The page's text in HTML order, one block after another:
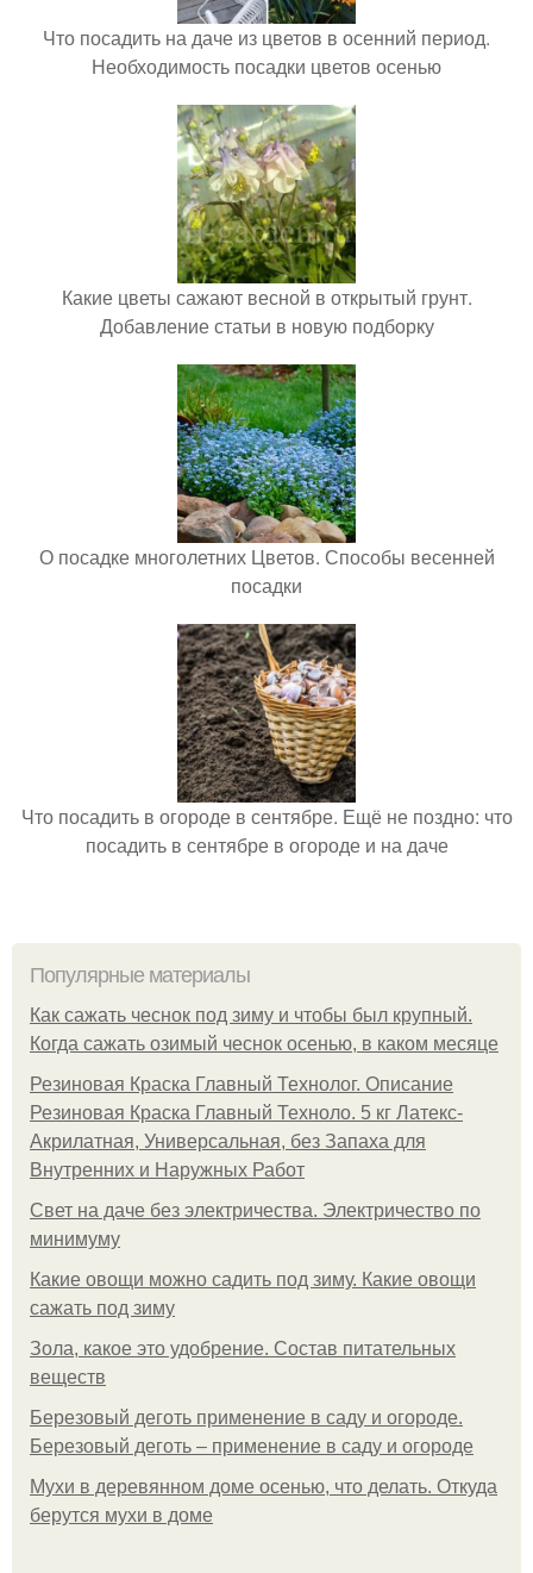
Что посадить на даче из цветов в осенний период.
Необходимость посадки цветов осенью
Какие цветы сажают весной в открытый грунт.
Добавление статьи в новую подборку
О посадке многолетних Цветов. Способы весенней
посадки
Что посадить в огороде в сентябре. Ещё не поздно: что
посадить в сентябре в огороде и на даче
Популярные материалы
Как сажать чеснок под зиму и чтобы был крупный.
Когда сажать озимый чеснок осенью, в каком месяце
Резиновая Краска Главный Технолог. Описание
Резиновая Краска Главный Техноло. 5 кг Латекс-
Акрилатная, Универсальная, без Запаха для
Внутренних и Наружных Работ
Свет на даче без электричества. Электричество по
минимуму
Какие овощи можно садить под зиму. Какие овощи
сажать под зиму
Зола, какое это удобрение. Состав питательных
веществ
Березовый деготь применение в саду и огороде.
Березовый деготь – применение в саду и огороде
Мухи в деревянном доме осенью, что делать. Откуда
берутся мухи в доме